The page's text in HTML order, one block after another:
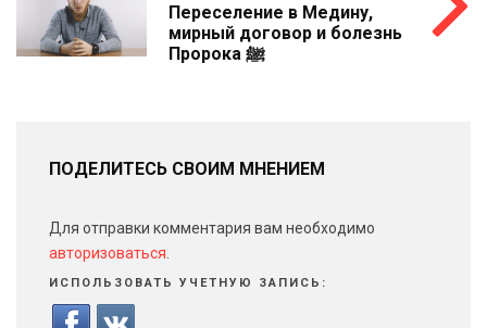
Переселение в Медину,
мирный договор и болезнь
Пророка ﷺ
ПОДЕЛИТЕСЬ СВОИМ МНЕНИЕМ
Для отправки комментария вам необходимо
авторизоваться
ИСПОЛЬЗОВАТЬ УЧЕТНУЮ ЗАПИСЬ: